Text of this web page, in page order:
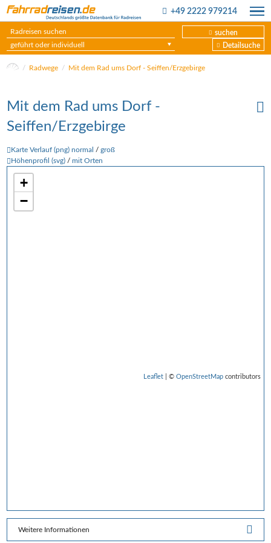
+49 2222 979214
suchen
geführt oder individuell
Detailsuche
Radwege Mit dem Rad ums Dorf - Seiffen/Erzgebirge
+
−
Leaflet| © OpenStreetMapcontributors
Weitere Informationen
Mit dem Rad ums Dorf -
Seiffen/Erzgebirge
Karte Verlauf (png) normal /groß
Höhenprofil (svg) /mit Orten